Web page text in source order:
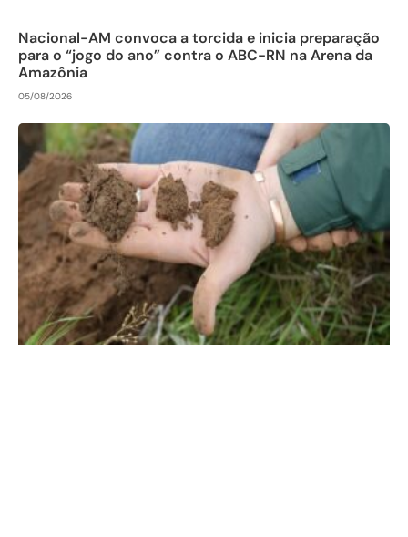
Nacional-AM convoca a torcida e inicia preparação
para o “jogo do ano” contra o ABC-RN na Arena da
Amazônia
05/08/2026